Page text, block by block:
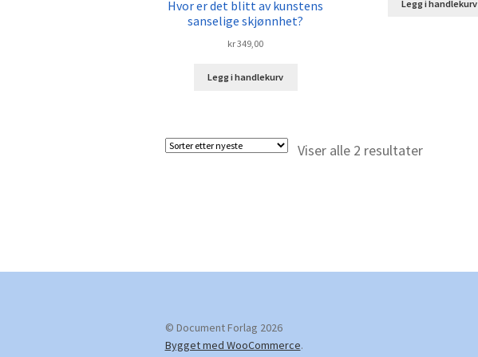
Hvor er det blitt av kunstens
sanselige skjønnhet?
kr349,00
Legg i handlekurv
Legg i handlekurv
Viser alle 2 resultaterSortert
© Document Forlag 2026
Bygget med WooCommerce.